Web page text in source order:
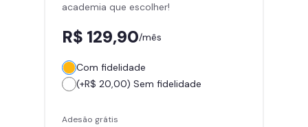
academia que escolher!
R$ 129,90/mês
Com fidelidade
(+R$ 20,00) Sem fidelidade
Adesão grátis